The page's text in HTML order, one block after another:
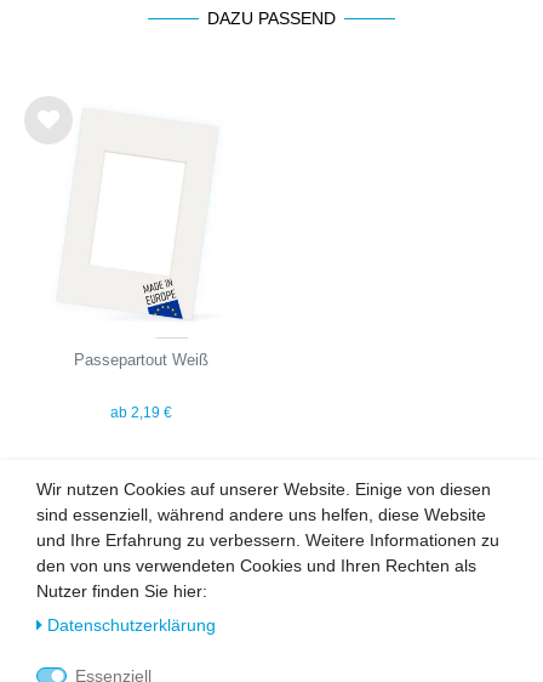
DAZU PASSEND
Wu
Passepartout Weiß
ab 2,19 €
UNSERE TOPSELLER
Wir nutzen Cookies auf unserer Website. Einige von diesen
sind essenziell, während andere uns helfen, diese Website
und Ihre Erfahrung zu verbessern. Weitere Informationen zu
den von uns verwendeten Cookies und Ihren Rechten als
Nutzer finden Sie hier:
Daten­schutz­erklärung
Essenziell